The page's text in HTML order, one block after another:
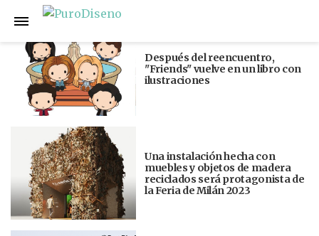
Anterior
Después del reencuentro,
"Friends" vuelve en un libro con
ilustraciones
Una instalación hecha con
muebles y objetos de madera
reciclados será protagonista de
la Feria de Milán 2023
Siguiente